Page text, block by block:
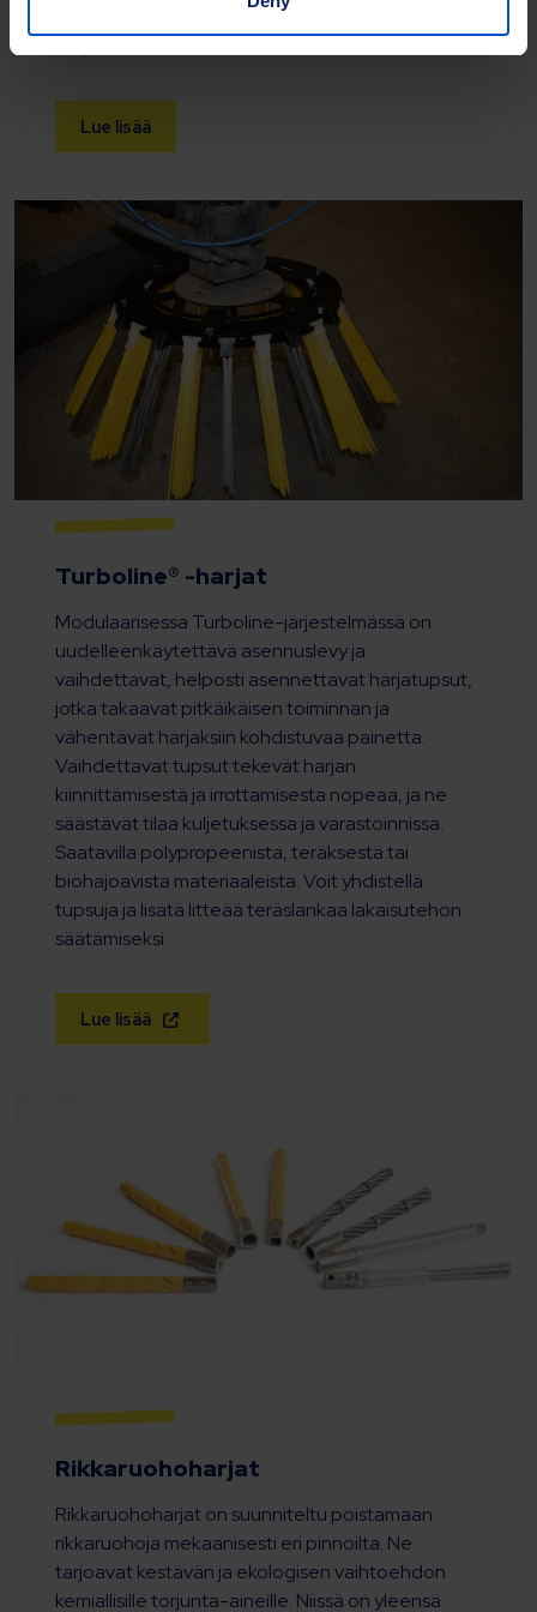
räätälöityjä lakaisuratkaisuja vaihdettavilla
Lue lisää
Turboline® -harjat
Modulaarisessa Turboline-​järjestelmässä on
uudelleenkäytettävä asennuslevy ja
vaihdettavat, helposti asennettavat harjatupsut,
jotka takaavat pitkäikäisen toiminnan ja
vähentävät harjaksiin kohdistuvaa painetta.
Vaihdettavat tupsut tekevät harjan
kiinnittämisestä ja irrottamisesta nopeaa, ja ne
säästävät tilaa kuljetuksessa ja varastoinnissa.
Saatavilla polypropeenista, teräksestä tai
biohajoavista materiaaleista. Voit yhdistellä
tupsuja ja lisätä litteää teräslankaa lakaisutehon
säätämiseksi.
Lue lisää
Rikkaruohoharjat
Rikkaruohoharjat on suunniteltu poistamaan
rikkaruohoja mekaanisesti eri pinnoilta. Ne
tarjoavat kestävän ja ekologisen vaihtoehdon
kemiallisille torjunta-aineille. Niissä on yleensä